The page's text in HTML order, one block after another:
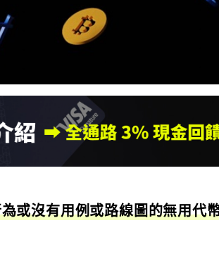
或沒有用例或路線圖的無用代